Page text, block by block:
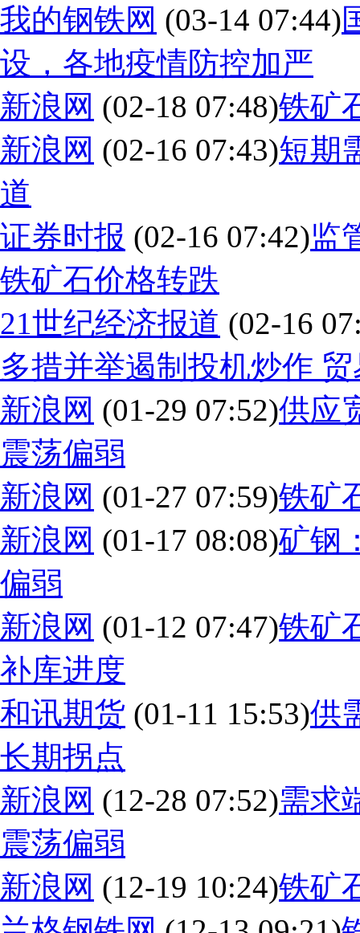
我的钢铁网 (03-14 07:44)
设，各地疫情防控加严
新浪网 (02-18 07:48)铁矿
新浪网 (02-16 07:43)短期
道
证券时报 (02-16 07:42)监
铁矿石价格转跌
21世纪经济报道 (02-16
多措并举遏制投机炒作
新浪网 (01-29 07:52)供应
震荡偏弱
新浪网 (01-27 07:59)铁矿
新浪网 (01-17 08:08)矿钢
偏弱
新浪网 (01-12 07:47)铁矿
补库进度
和讯期货 (01-11 15:53)供
长期拐点
新浪网 (12-28 07:52)需求
震荡偏弱
新浪网 (12-19 10:24)铁矿